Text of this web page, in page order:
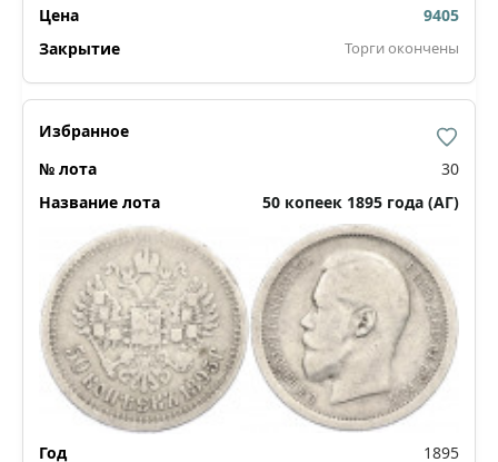
9405
Торги окончены
30
50 копеек 1895 года (АГ)
1895